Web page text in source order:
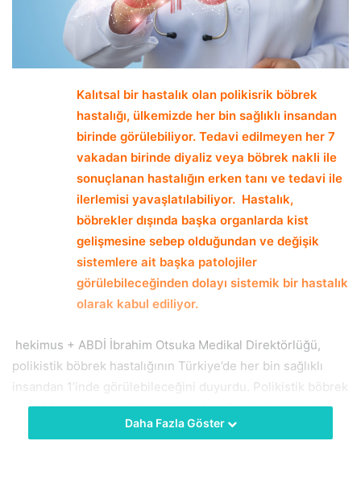
Kalıtsal bir hastalık olan polikisrik böbrek
hastalığı, ülkemizde her bin sağlıklı insandan
birinde görülebiliyor. Tedavi edilmeyen her 7
vakadan birinde diyaliz veya böbrek nakli ile
sonuçlanan hastalığın erken tanı ve tedavi ile
ilerlemisi yavaşlatılabiliyor. Hastalık,
böbrekler dışında başka organlarda kist
gelişmesine sebep olduğundan ve değişik
sistemlere ait başka patolojiler
görülebileceğinden dolayı sistemik bir hastalık
olarak kabul ediliyor.
hekimus + ABDİ İbrahim Otsuka Medikal Direktörlüğü,
polikistik böbrek hastalığının Türkiye’de her bin sağlıklı
insandan 1’inde görülebileceğini duyurdu. Polikistik böbrek
hastalığının tedavi edilmediğinde her 7 vakadan birinde
diyaliz veya böbrek nakli ile sonuçlanan hastalığın erken
Daha Fazla Göster